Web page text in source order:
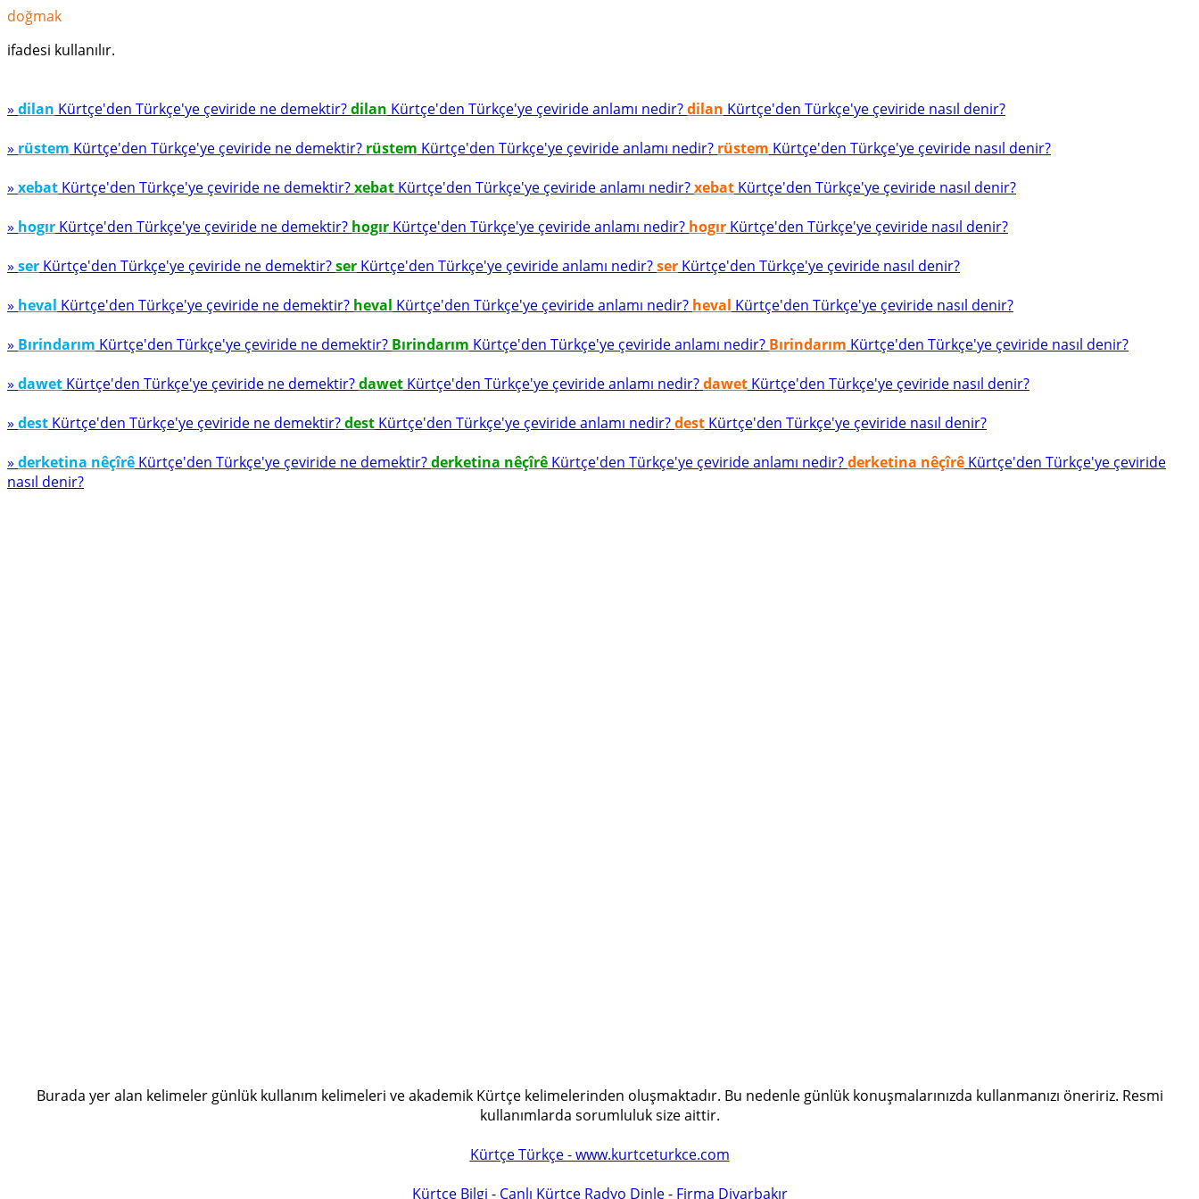
doğmak
ifadesi kullanılır.
» dilan Kürtçe'den Türkçe'ye çeviride ne demektir?dilan Kürtçe'den Türkçe'ye çeviride anlamı nedir?dilan Kürtçe'den Türkçe'ye çeviride nasıl denir?
» rüstem Kürtçe'den Türkçe'ye çeviride ne demektir? rüstem Kürtçe'den Türkçe'ye çeviride anlamı nedir? rüstem Kürtçe'den Türkçe'ye çeviride nasıl denir?
» xebat Kürtçe'den Türkçe'ye çeviride ne demektir?xebat Kürtçe'den Türkçe'ye çeviride anlamı nedir?xebat Kürtçe'den Türkçe'ye çeviride nasıl denir?
» hogır Kürtçe'den Türkçe'ye çeviride ne demektir? hogır Kürtçe'den Türkçe'ye çeviride anlamı nedir? hogır Kürtçe'den Türkçe'ye çeviride nasıl denir?
» ser Kürtçe'den Türkçe'ye çeviride ne demektir?ser Kürtçe'den Türkçe'ye çeviride anlamı nedir?ser Kürtçe'den Türkçe'ye çeviride nasıl denir?
» heval Kürtçe'den Türkçe'ye çeviride ne demektir? heval Kürtçe'den Türkçe'ye çeviride anlamı nedir? heval Kürtçe'den Türkçe'ye çeviride nasıl denir?
» Bırindarım Kürtçe'den Türkçe'ye çeviride ne demektir? Bırindarım Kürtçe'den Türkçe'ye çeviride anlamı nedir? Bırindarım Kürtçe'den Türkçe'ye çeviride nasıl denir?
» dawet Kürtçe'den Türkçe'ye çeviride ne demektir?dawet Kürtçe'den Türkçe'ye çeviride anlamı nedir?dawet Kürtçe'den Türkçe'ye çeviride nasıl denir?
» dest Kürtçe'den Türkçe'ye çeviride ne demektir?dest Kürtçe'den Türkçe'ye çeviride anlamı nedir?dest Kürtçe'den Türkçe'ye çeviride nasıl denir?
» derketina nêçîrê Kürtçe'den Türkçe'ye çeviride ne demektir?derketina nêçîrê Kürtçe'den Türkçe'ye çeviride anlamı nedir?derketina nêçîrê Kürtçe'den Türkçe'ye çeviride
nasıl denir?
Burada yer alan kelimeler günlük kullanım kelimeleri ve akademik Kürtçe kelimelerinden oluşmaktadır. Bu nedenle günlük konuşmalarınızda kullanmanızı öneririz. Resmi
kullanımlarda sorumluluk size aittir.
Kürtçe Türkçe - www.kurtceturkce.com
Kürtçe Bilgi - Canlı Kürtçe Radyo Dinle- Firma Diyarbakır